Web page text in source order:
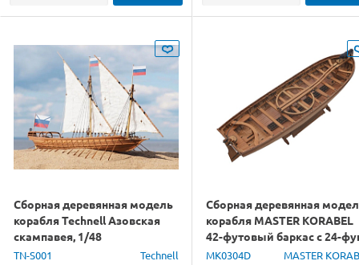
Сборная деревянная модель
корабля Technell Азовская
скампавея, 1/48
TN-S001 Technell
Сборная деревянная
корабля MASTER KORABEL
42-футовый баркас с 24-
карронадой 1841, 1/48
MK0304D MASTER